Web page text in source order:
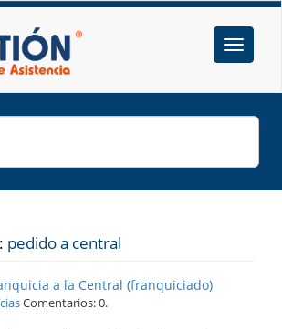
pedido a central
a la Central (franquiciado)
Comentarios: 0.